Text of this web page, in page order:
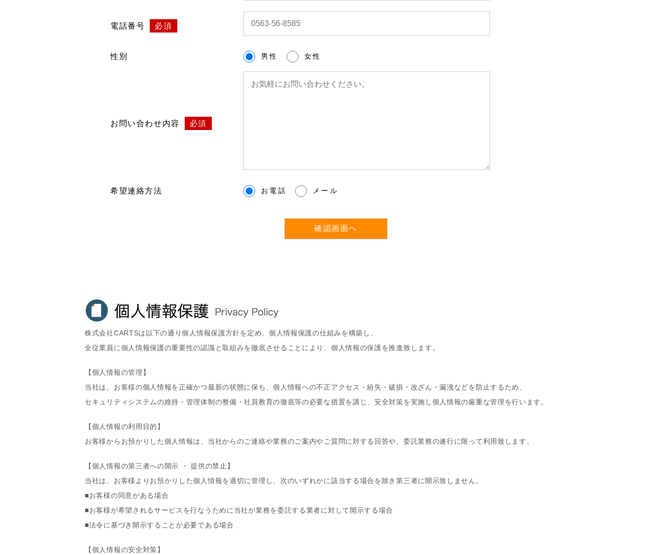
電話番号 必須
性別 男性 女性
お問い合わせ内容 必須
希望連絡方法 お電話 メール
株式会社CARTSは以下の通り個人情報保護方針を定め、個人情報保護の仕組みを構築し、
全従業員に個人情報保護の重要性の認識と取組みを徹底させることにより、個人情報の保護を推進致します。
【個人情報の管理】
当社は、お客様の個人情報を正確かつ最新の状態に保ち、個人情報への不正アクセス・紛失・破損・改ざん・漏洩などを防止するため、
セキュリティシステムの維持・管理体制の整備・社員教育の徹底等の必要な措置を講じ、安全対策を実施し個人情報の厳重な管理を行います。
【個人情報の利用目的】
お客様からお預かりした個人情報は、当社からのご連絡や業務のご案内やご質問に対する回答や、委託業務の遂行に限って利用致します。
【個人情報の第三者への開示 ・ 提供の禁止】
当社は、お客様よりお預かりした個人情報を適切に管理し、次のいずれかに該当する場合を除き第三者に開示致しません。
■お客様の同意がある場合
■お客様が希望されるサービスを行なうために当社が業務を委託する業者に対して開示する場合
■法令に基づき開示することが必要である場合
【個人情報の安全対策】